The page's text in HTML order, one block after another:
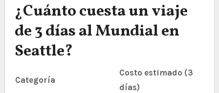
¿Cuánto cuesta un viaje
de 3 días al Mundial en
Seattle?
Categoría
Costo estimado (3
días)